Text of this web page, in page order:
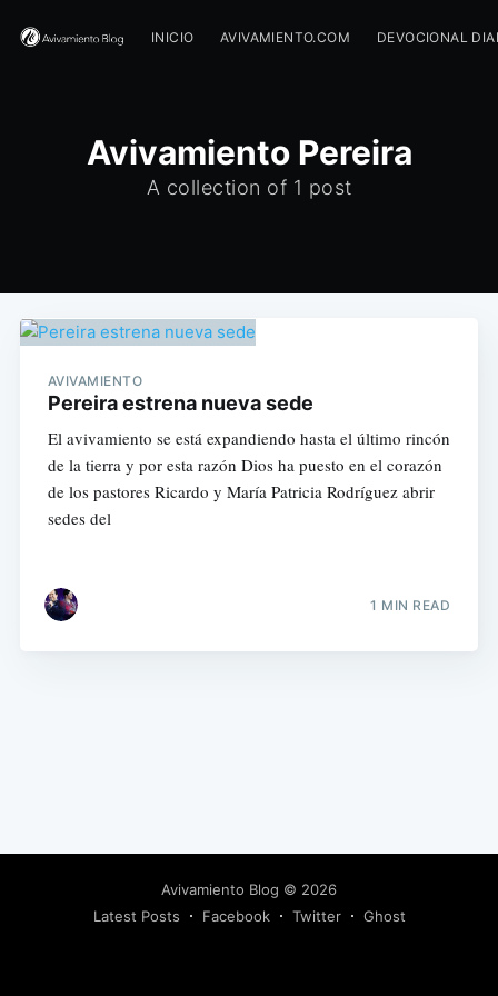
INICIO AVIVAMIENTO.COM DEVOCIONAL
Avivamiento Pereira
A collection of 1 post
AVIVAMIENTO
Pereira estrena nueva sede
El avivamiento se está expandiendo hasta el último rincón
de la tierra y por esta razón Dios ha puesto en el corazón
de los pastores Ricardo y María Patricia Rodríguez abrir
sedes del
1 MIN READ
Avivamiento Blog © 2026
Latest Posts
Facebook Twitter Ghost